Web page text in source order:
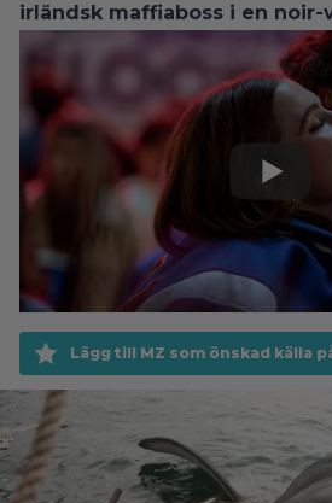
irländsk maffiaboss i en noir-
Lägg till MZ som önskad källa